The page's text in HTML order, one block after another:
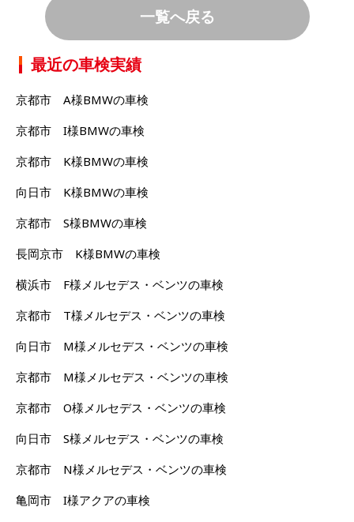
一覧へ戻る
最近の車検実績
京都市 A様BMWの車検
京都市 I様BMWの車検
京都市 K様BMWの車検
向日市 K様BMWの車検
京都市 S様BMWの車検
長岡京市 K様BMWの車検
横浜市 F様メルセデス・ベンツの車検
京都市 T様メルセデス・ベンツの車検
向日市 M様メルセデス・ベンツの車検
京都市 M様メルセデス・ベンツの車検
京都市 O様メルセデス・ベンツの車検
向日市 S様メルセデス・ベンツの車検
京都市 N様メルセデス・ベンツの車検
亀岡市 I様アクアの車検